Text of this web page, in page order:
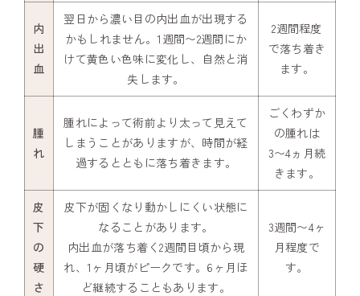
内
出
血
翌日から濃い目の内出血が出現する
かもしれません。1週間〜2週間にか
けて黄色い色味に変化し、自然と消
失します。
2週間程度
で落ち着き
ます。
腫
れ
腫れによって術前より太って見えて
しまうことがありますが、時間が経
過するとともに落ち着きます。
ごくわずか
の腫れは
3〜4ヵ月続
きます。
皮
下
の
硬
さ
皮下が固くなり動かしにくい状態に
なることがあります。
内出血が落ち着く2週間目頃から現
れ、1ヶ月頃がピークです。6ヶ月ほ
ど継続することもあります。
3週間〜4ヶ
月程度で
す。